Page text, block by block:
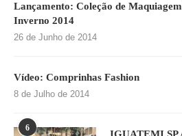
Lançamento: Coleção de
Inverno 2014
26 de Junho de 2014
Vídeo: Comprinhas Fashion
8 de Julho de 2014
6